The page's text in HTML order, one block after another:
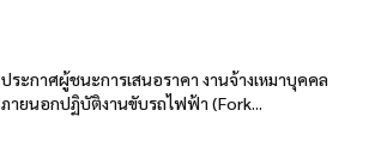
ประกาศผู้ชนะการเสนอราคา งานจ้างเหมาบุคคล
ภายนอกปฏิบัติงานขับรถไฟฟ้า (Fork...